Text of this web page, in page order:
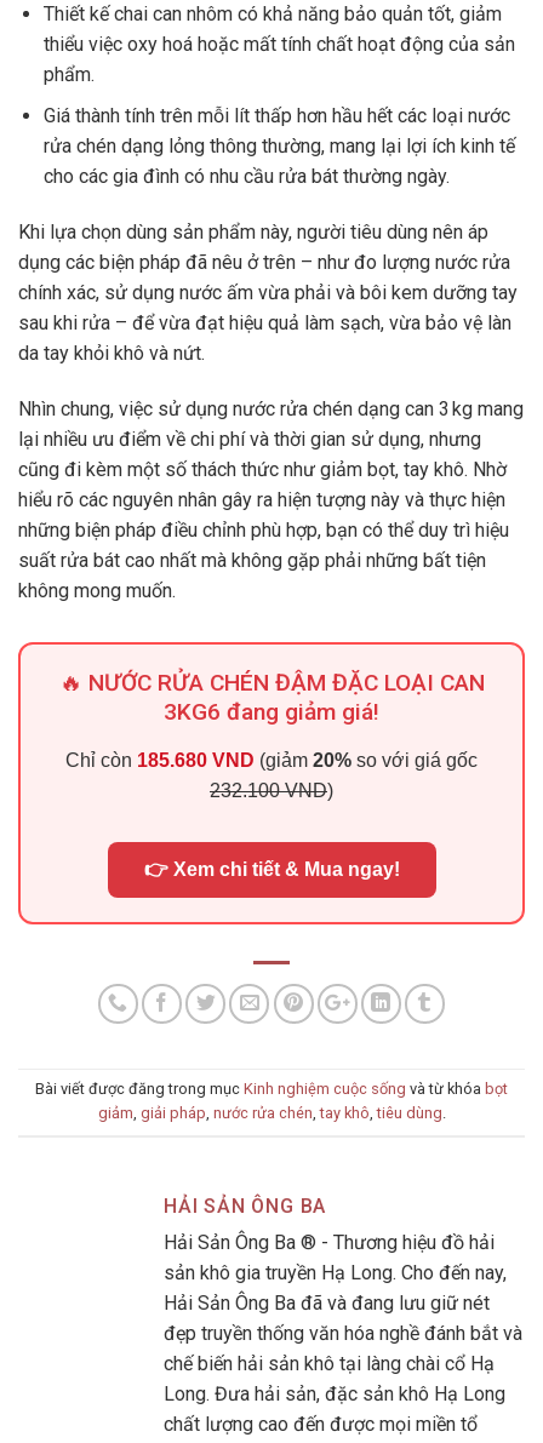
Thiết kế chai can nhôm có khả năng bảo quản tốt, giảm
thiểu việc oxy hoá hoặc mất tính chất hoạt động của sản
phẩm.
Giá thành tính trên mỗi lít thấp hơn hầu hết các loại nước
rửa chén dạng lỏng thông thường, mang lại lợi ích kinh tế
cho các gia đình có nhu cầu rửa bát thường ngày.
Khi lựa chọn dùng sản phẩm này, người tiêu dùng nên áp
dụng các biện pháp đã nêu ở trên – như đo lượng nước rửa
chính xác, sử dụng nước ấm vừa phải và bôi kem dưỡng tay
sau khi rửa – để vừa đạt hiệu quả làm sạch, vừa bảo vệ làn
da tay khỏi khô và nứt.
Nhìn chung, việc sử dụng nước rửa chén dạng can 3 kg mang
lại nhiều ưu điểm về chi phí và thời gian sử dụng, nhưng
cũng đi kèm một số thách thức như giảm bọt, tay khô. Nhờ
hiểu rõ các nguyên nhân gây ra hiện tượng này và thực hiện
những biện pháp điều chỉnh phù hợp, bạn có thể duy trì hiệu
suất rửa bát cao nhất mà không gặp phải những bất tiện
không mong muốn.
🔥 NƯỚC RỬA CHÉN ĐẬM ĐẶC LOẠI CAN
3KG6 đang giảm giá!
Chỉ còn 185.680 VND (giảm 20% so với giá gốc
232.100 VND)
👉 Xem chi tiết & Mua ngay!
Bài viết được đăng trong mục Kinh nghiệm cuộc sống và từ khóa bọt
giảm, giải pháp, nước rửa chén,tay khô,tiêu dùng.
HẢI SẢN ÔNG BA
Hải Sản Ông Ba ® - Thương hiệu đồ hải
sản khô gia truyền Hạ Long. Cho đến nay,
Hải Sản Ông Ba đã và đang lưu giữ nét
đẹp truyền thống văn hóa nghề đánh bắt và
chế biến hải sản khô tại làng chài cổ Hạ
Long. Đưa hải sản, đặc sản khô Hạ Long
chất lượng cao đến được mọi miền tổ